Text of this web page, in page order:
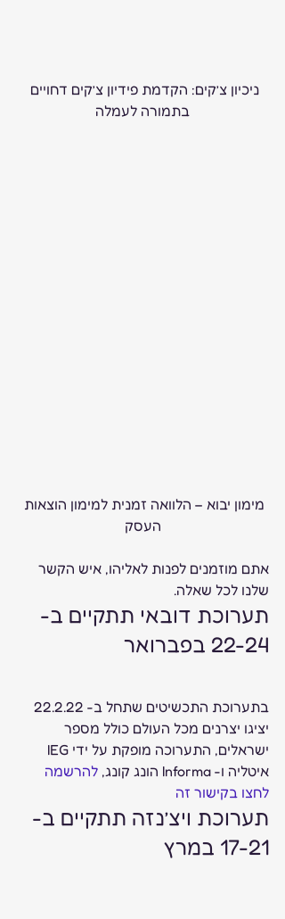
ניכיון צ’קים: הקדמת פידיון צ’קים דחויים
בתמורה לעמלה
מימון יבוא – הלוואה זמנית למימון הוצאות
העסק
אתם מוזמנים לפנות לאליהו, איש הקשר
שלנו לכל שאלה.
תערוכת דובאי תתקיים ב-
22-24 בפברואר
יציגו יצרנים מכל העולם כולל מספר
איטליה ו- Informa הונג קונג,
להרשמה
לחצו בקישור זה
תערוכת ויצ’נזה תתקיים ב-
17-21 במרץ